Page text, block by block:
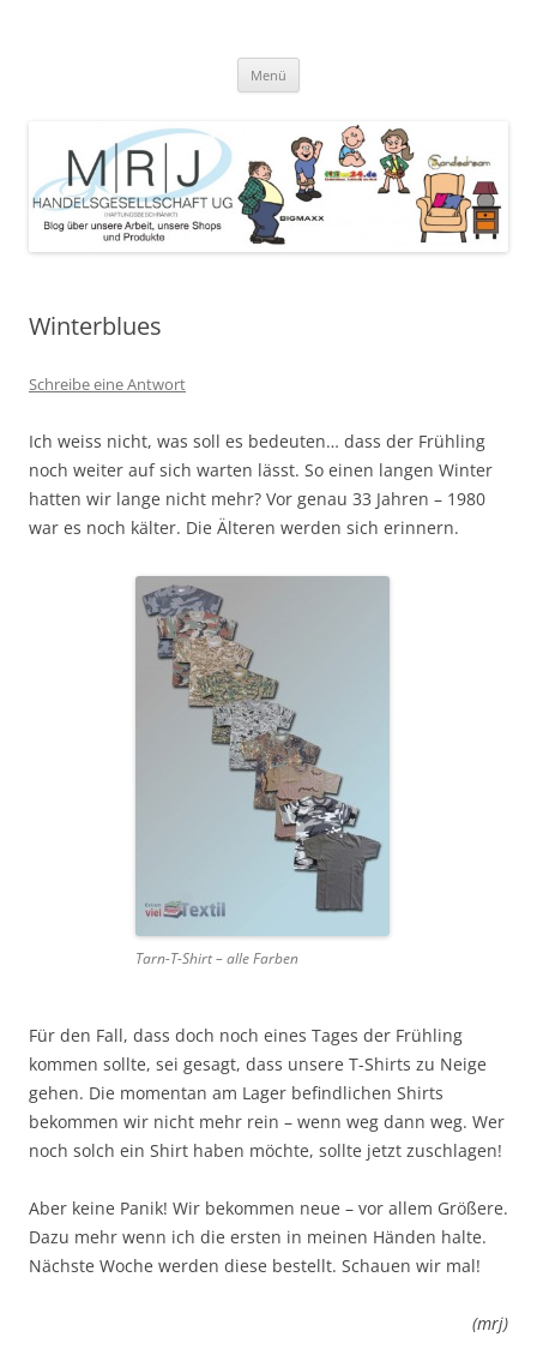
angebotene Produkte
Menü
Winterblues
Schreibe eine Antwort
Ich weiss nicht, was soll es bedeuten… dass der Frühling
noch weiter auf sich warten lässt. So einen langen Winter
hatten wir lange nicht mehr? Vor genau 33 Jahren – 1980
war es noch kälter. Die Älteren werden sich erinnern.
Tarn-T-Shirt – alle Farben
Für den Fall, dass doch noch eines Tages der Frühling
kommen sollte, sei gesagt, dass unsere T-Shirts zu Neige
gehen. Die momentan am Lager befindlichen Shirts
bekommen wir nicht mehr rein – wenn weg dann weg. Wer
noch solch ein Shirt haben möchte, sollte jetzt zuschlagen!
Aber keine Panik! Wir bekommen neue – vor allem Größere.
Dazu mehr wenn ich die ersten in meinen Händen halte.
Nächste Woche werden diese bestellt. Schauen wir mal!
(mrj)